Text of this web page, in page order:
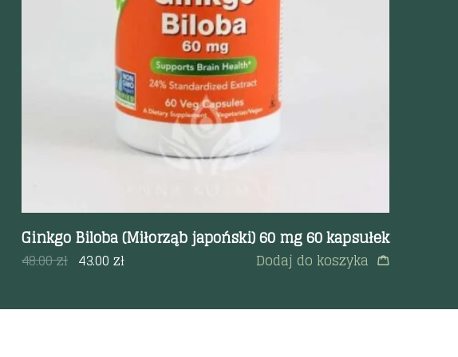
Ginkgo Biloba (Miłorząb japoński) 60 mg 60 kapsułek
48.00zł 43.00 zł Dodaj do koszyka